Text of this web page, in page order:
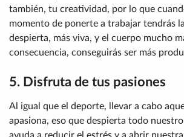
también, tu creatividad, por lo que
momento de ponerte a trabajar tendrás
despierta, más viva, y el cuerpo mucho
consecuencia, conseguirás ser más
5. Disfruta de tus pasiones
Al igual que el deporte, llevar a cabo
apasiona, eso que despierta todo
ayuda a reducir el estrés y a abrir